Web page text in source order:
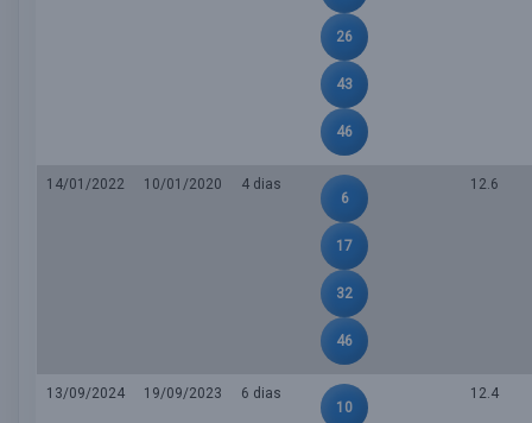
26
43
46
14/01/2022 10/01/2020
4 dias
6
17
32
46
12.6
13/09/2024 19/09/2023
6 dias
10
12.4